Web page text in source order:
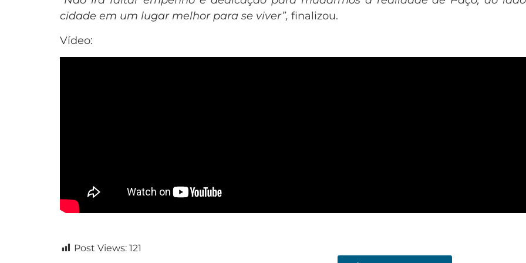
cidade em um lugar melhor para se viver”, finalizou.
Vídeo:
Post Views: 121